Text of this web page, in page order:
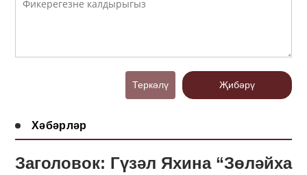
Теркәлү Җибәрү
Хәбәрләр
Заголовок: Гүзәл Яхина “Зөләйха